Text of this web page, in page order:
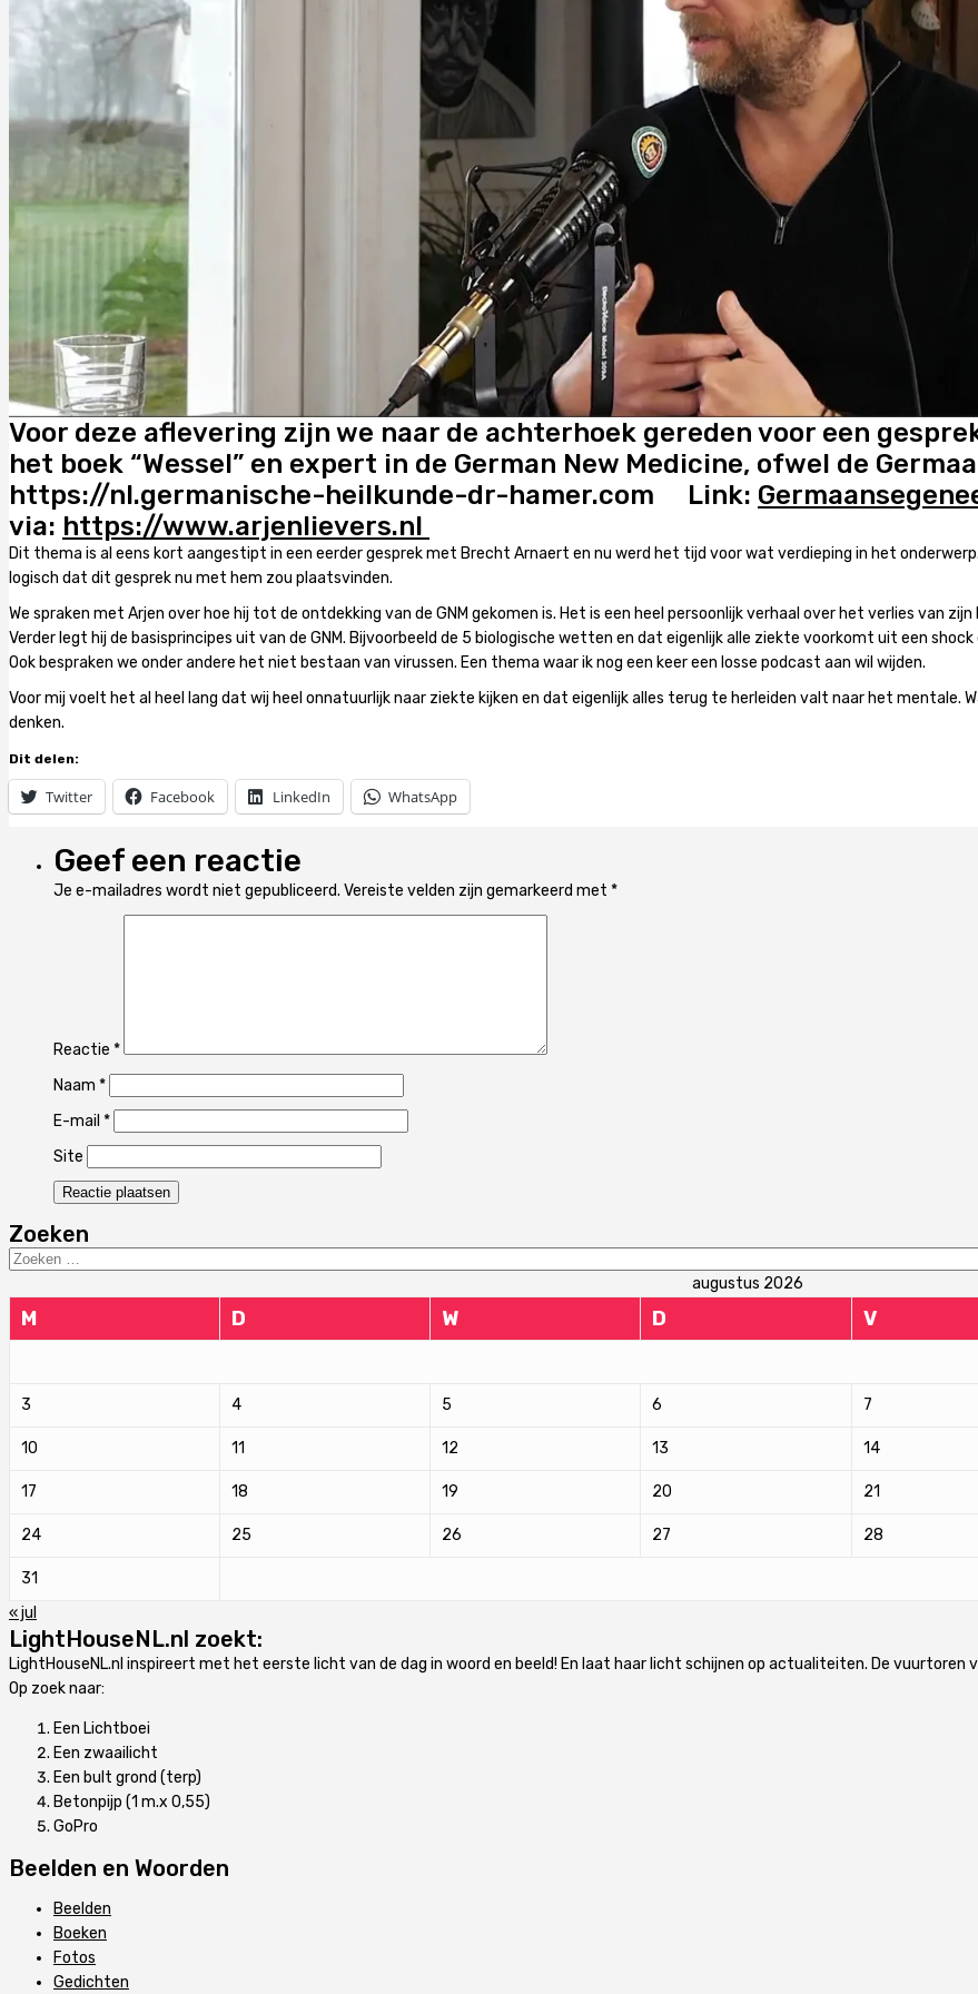
Voor deze aflevering zijn we naar de achterhoek gereden voor een
het boek “Wessel” en expert in de German New Medicine, ofwel de
https://nl.germanische-heilkunde-dr-hamer.com Link:
via: https://www.arjenlievers.nl
Dit thema is al eens kort aangestipt in een eerder gesprek met Brecht Arnaert en nu werd het tijd voor wat verdieping in het
logisch dat dit gesprek nu met hem zou plaatsvinden.
We spraken met Arjen over hoe hij tot de ontdekking van de GNM gekomen is. Het is een heel persoonlijk verhaal over het verlies van
Verder legt hij de basisprincipes uit van de GNM. Bijvoorbeeld de 5 biologische wetten en dat eigenlijk alle ziekte voorkomt uit een
Ook bespraken we onder andere het niet bestaan van virussen. Een thema waar ik nog een keer een losse podcast aan wil wijden.
Voor mij voelt het al heel lang dat wij heel onnatuurlijk naar ziekte kijken en dat eigenlijk alles terug te herleiden valt naar het mentale.
denken.
Dit delen:
Twitter Facebook LinkedIn WhatsApp
Geef een reactie
Je e-mailadres wordt niet gepubliceerd. Vereiste velden zijn gemarkeerd met *
Reactie *
Naam *
E-mail *
Site
Zoeken
Zoeken
augustus 2026
M D W D V
3 4 5 6 7
10 11 12 13 14
17 18 19 20 21
24 25 26 27 28
31
« jul
LightHouseNL.nl zoekt:
LightHouseNL.nl inspireert met het eerste licht van de dag in woord en beeld! En laat haar licht schijnen op actualiteiten. De vuurtoren
Op zoek naar:
Een Lichtboei
Een zwaailicht
Een bult grond (terp)
Betonpijp (1 m.x 0,55)
GoPro
Beelden en Woorden
Beelden
Boeken
Fotos
Gedichten